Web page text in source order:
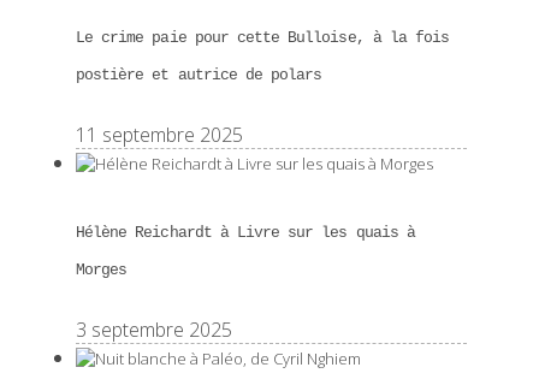
Le crime paie pour cette Bulloise, à la fois
postière et autrice de polars
11 septembre 2025
Hélène Reichardt à Livre sur les quais à
Morges
3 septembre 2025